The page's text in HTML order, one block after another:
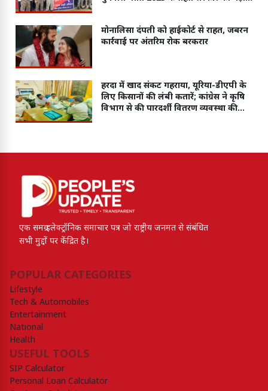
मोनालिसा दंपती को हाईकोर्ट से राहत, जबरन
कार्रवाई पर अंतरिम रोक बरकरार
हरदा में खाद संकट गहराया, यूरिया-डीएपी के
लिए किसानों की लंबी कतारें; कांग्रेस ने कृषि
विभाग से की पारदर्शी वितरण व्यवस्था की
एक समग्र इलेक्ट्रॉनिक समाचार पत्र जो राष्ट्रीय जनमत से संबंधित
सभी मुद्दों पर केंद्रित है।
POPULAR CATEGORIES
Lifestyle
Tech & Automobiles
Entertainment
National
Health
USEFUL TOOLS
SIP Calculator
Personal Loan Calculator